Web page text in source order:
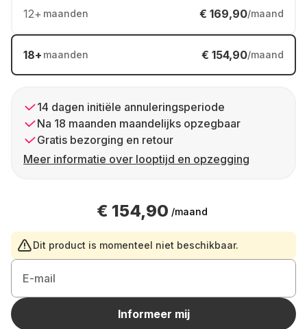
12+ maanden € 169,90/maand
18+ maanden € 154,90/maand
14 dagen initiële annuleringsperiode
Na 18 maanden maandelijks opzegbaar
Gratis bezorging en retour
Meer informatie over looptijd en opzegging
€ 154,90 /maand
Dit product is momenteel niet beschikbaar.
E-mail
Informeer mij